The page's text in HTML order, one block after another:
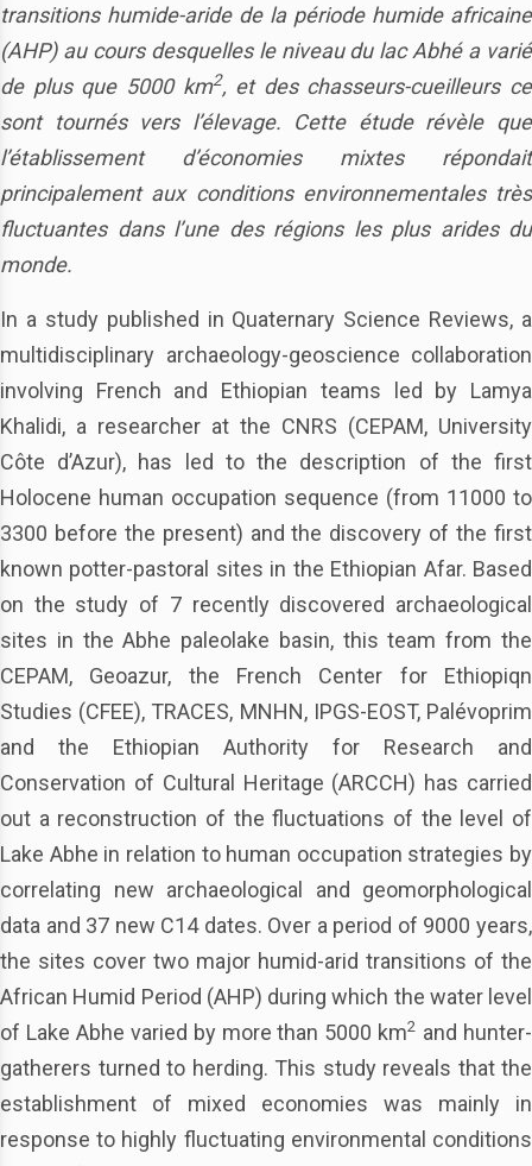
transitions humide-aride de la période humide africaine
(AHP) au cours desquelles le niveau du lac Abhé a varié
de plus que 5000 km2, et des chasseurs-cueilleurs ce
sont tournés vers l’élevage. Cette étude révèle que
l’établissement d’économies mixtes répondait
principalement aux conditions environnementales très
fluctuantes dans l’une des régions les plus arides du
monde.
In a study published in Quaternary Science Reviews, a
multidisciplinary archaeology-geoscience collaboration
involving French and Ethiopian teams led by Lamya
Khalidi, a researcher at the CNRS (CEPAM, University
Côte d’Azur), has led to the description of the first
Holocene human occupation sequence (from 11000 to
3300 before the present) and the discovery of the first
known potter-pastoral sites in the Ethiopian Afar. Based
on the study of 7 recently discovered archaeological
sites in the Abhe paleolake basin, this team from the
CEPAM, Geoazur, the French Center for Ethiopiqn
Studies (CFEE), TRACES, MNHN, IPGS-EOST, Palévoprim
and the Ethiopian Authority for Research and
Conservation of Cultural Heritage (ARCCH) has carried
out a reconstruction of the fluctuations of the level of
Lake Abhe in relation to human occupation strategies by
correlating new archaeological and geomorphological
data and 37 new C14 dates. Over a period of 9000 years,
the sites cover two major humid-arid transitions of the
African Humid Period (AHP) during which the water level
of Lake Abhe varied by more than 5000 km2 and hunter-
gatherers turned to herding. This study reveals that the
establishment of mixed economies was mainly in
response to highly fluctuating environmental conditions